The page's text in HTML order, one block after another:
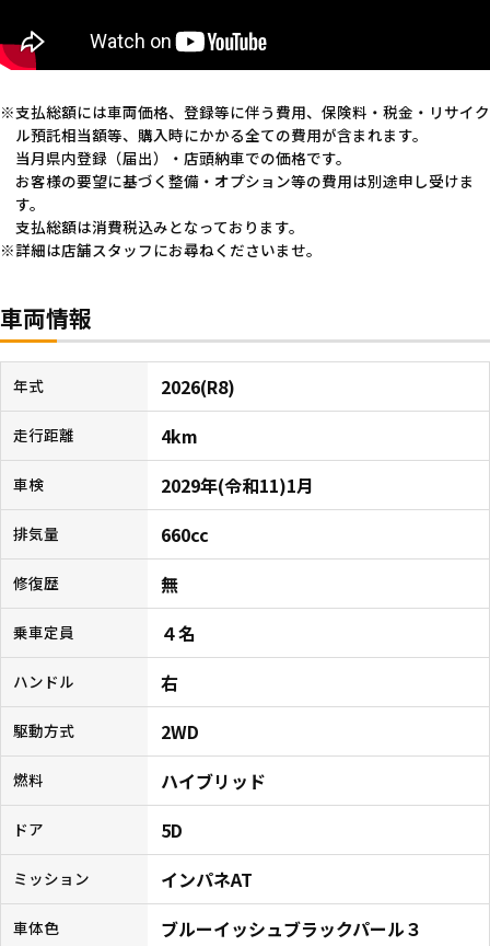
支払総額には車両価格、登録等に伴う費用、保険料・税金・リサイク
ル預託相当額等、購入時にかかる全ての費用が含まれます。
当月県内登録（届出）・店頭納車での価格です。
お客様の要望に基づく整備・オプション等の費用は別途申し受けま
す。
支払総額は消費税込みとなっております。
詳細は店舗スタッフにお尋ねくださいませ。
車両情報
年式 2026(R8)
走行距離 4km
車検 2029年(令和11)1月
排気量 660cc
修復歴 無
乗車定員 ４名
ハンドル 右
駆動方式 2WD
燃料 ハイブリッド
ドア 5D
ミッション インパネAT
車体色 ブルーイッシュブラックパール３